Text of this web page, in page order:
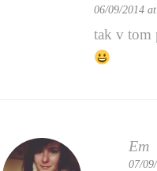
06/09/2014
tak v tom
Em
07/